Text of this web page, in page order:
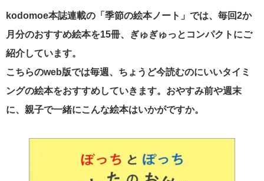
kodomoe本誌連載の「季節の絵本ノート」では、毎回2か
月分のおすすめ絵本を15冊、ぎゅぎゅっとコンパクトにご
紹介しています。
こちらのweb版では毎週、ちょうど今読むのにいいタイミ
ングの絵本をおすすめしていきます。おやすみ前や週末
に、親子で一緒にこんな絵本はいかがですか。